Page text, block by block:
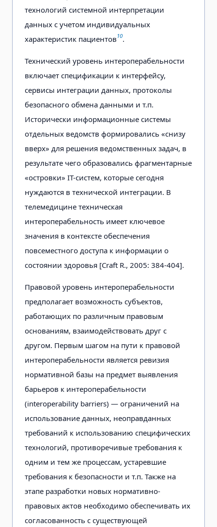
технологий системной интерпретации
данных с учетом индивидуальных
характеристик пациентов10.
Технический уровень интероперабельности
включает спецификации к интерфейсу,
сервисы интеграции данных, протоколы
безопасного обмена данными и т.п.
Исторически информационные системы
отдельных ведомств формировались «снизу
вверх» для решения ведомственных задач, в
результате чего образовались фрагментарные
«островки» IT-систем, которые сегодня
нуждаются в технической интеграции. В
телемедицине техническая
интероперабельность имеет ключевое
значения в контексте обеспечения
повсеместного доступа к информации о
состоянии здоровья [Craft R., 2005: 384-404].
Правовой уровень интероперабельности
предполагает возможность субъектов,
работающих по различным правовым
основаниям, взаимодействовать друг с
другом. Первым шагом на пути к правовой
интероперабельности является ревизия
нормативной базы на предмет выявления
барьеров к интероперабельности
(interoperability barriers) — ограничений на
использование данных, неоправданных
требований к использованию специфических
технологий, противоречивые требования к
одним и тем же процессам, устаревшие
требования к безопасности и т.п. Также на
этапе разработки новых нормативно-
правовых актов необходимо обеспечивать их
согласованность с существующей